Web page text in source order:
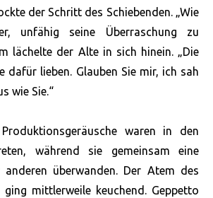
der Schritt des Schiebenden. „Wie
unfähig seine Überraschung zu
lächelte der Alte in sich hinein. „Die
dafür lieben. Glauben Sie mir, ich sah
wie Sie.“
waren in den
während sie gemeinsam eine
anderen überwanden. Der Atem des
ging mittlerweile keuchend. Geppetto